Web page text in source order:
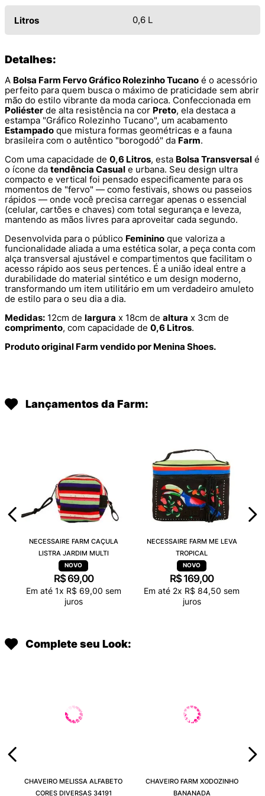
Litros 0,6 L
Detalhes:
A Bolsa Farm Fervo Gráfico Rolezinho Tucano é o acessório
perfeito para quem busca o máximo de praticidade sem abrir
mão do estilo vibrante da moda carioca. Confeccionada em
Poliéster de alta resistência na cor Preto, ela destaca a
estampa "Gráfico Rolezinho Tucano", um acabamento
Estampado que mistura formas geométricas e a fauna
brasileira com o autêntico "borogodó" da Farm.
Com uma capacidade de 0,6 Litros, esta Bolsa Transversal é
o ícone da tendência Casual e urbana. Seu design ultra
compacto e vertical foi pensado especificamente para os
momentos de "fervo" — como festivais, shows ou passeios
rápidos — onde você precisa carregar apenas o essencial
(celular, cartões e chaves) com total segurança e leveza,
mantendo as mãos livres para aproveitar cada segundo.
Desenvolvida para o público Feminino que valoriza a
funcionalidade aliada a uma estética solar, a peça conta com
alça transversal ajustável e compartimentos que facilitam o
acesso rápido aos seus pertences. É a união ideal entre a
durabilidade do material sintético e um design moderno,
transformando um item utilitário em um verdadeiro amuleto
de estilo para o seu dia a dia.
Medidas: 12cm de largura x 18cm de altura x 3cm de
comprimento, com capacidade de 0,6 Litros.
Produto original Farm vendido por Menina Shoes.
Lançamentos da Farm:
NECESSAIRE FARM CAÇULA
LISTRA JARDIM MULTI
R$ 69,00
Em até 1x R$ 69,00 sem
juros
NECESSAIRE FARM ME LEVA
TROPICAL
R$ 169,00
Em até 2x R$ 84,50 sem
juros
Complete seu Look:
CHAVEIRO MELISSA ALFABETO
CORES DIVERSAS 34191
CHAVEIRO FARM XODOZINHO
BANANADA